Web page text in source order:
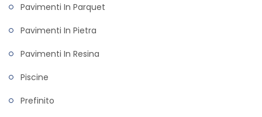
Pavimenti In Parquet
Pavimenti In Pietra
Pavimenti In Resina
Piscine
Prefinito